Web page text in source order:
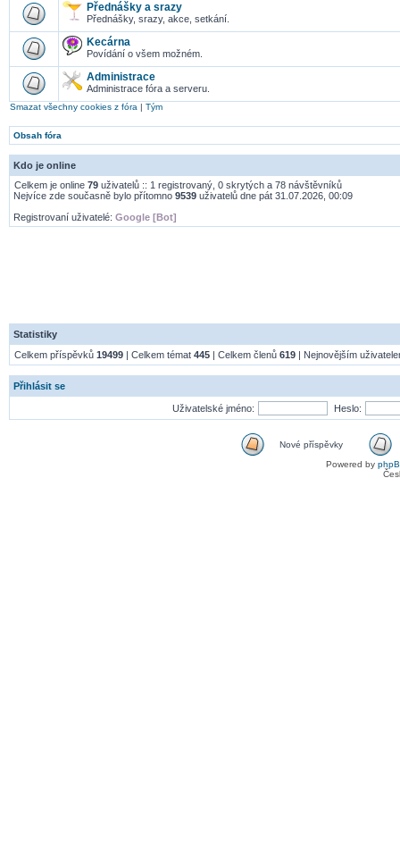
Přednášky a srazy
Přednášky, srazy, akce, setkání.
Kecárna
Povídání o všem možném.
Administrace
Administrace fóra a serveru.
Smazat všechny cookies z fóra | Tým
Obsah fóra
Kdo je online
Celkem je online 79 uživatelů :: 1 registrovaný, 0 skrytých a 78 návštěvníků
Nejvíce zde současně bylo přítomno 9539 uživatelů dne pát 31.07.2026, 00:09
Registrovaní uživatelé: Google [Bot]
Statistiky
Celkem příspěvků 19499 | Celkem témat 445 | Celkem členů 619 | Nejnovějším
Přihlásit se
Uživatelské jméno: Heslo:
Nové příspěvky
Powered by